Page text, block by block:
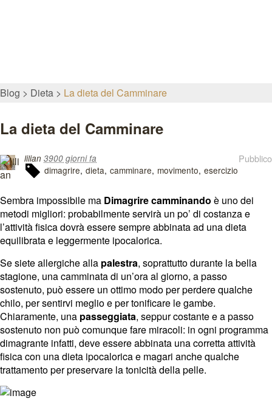
Blog Dieta La dieta del Camminare
La dieta del Camminare
Pubblico
lilian 3900 giorni fa
dimagrire dieta camminare movimento esercizio
Sembra impossibile ma Dimagrire camminando è uno dei
metodi migliori: probabilmente servirà un po’ di costanza e
l’attività fisica dovrà essere sempre abbinata ad una dieta
equilibrata e leggermente ipocalorica.
Se siete allergiche alla palestra, soprattutto durante la bella
stagione, una camminata di un’ora al giorno, a passo
sostenuto, può essere un ottimo modo per perdere qualche
chilo, per sentirvi meglio e per tonificare le gambe.
Chiaramente, una passeggiata, seppur costante e a passo
sostenuto non può comunque fare miracoli: in ogni programma
dimagrante infatti, deve essere abbinata una corretta attività
fisica con una dieta ipocalorica e magari anche qualche
trattamento per preservare la tonicità della pelle.